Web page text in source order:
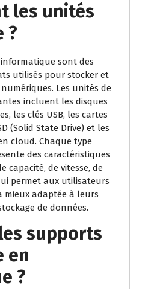
les unités
?
sont des
utilisés pour stocker et
Les unités de
incluent les disques
les clés USB, les cartes
(Solid State Drive) et les
cloud. Chaque type
des caractéristiques
capacité, de vitesse, de
permet aux utilisateurs
adaptée à leurs
de données.
supports
en
?